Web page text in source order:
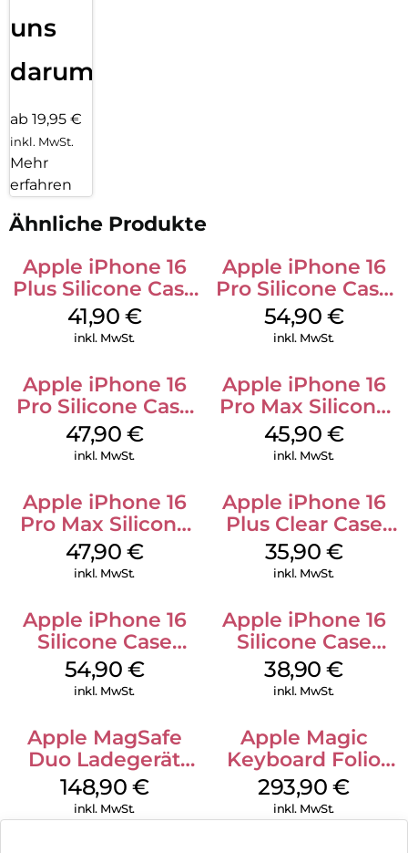
uns
darum!
ab 19,95 €
inkl. MwSt.
Mehr
erfahren
Ähnliche Produkte
Apple iPhone 16
Plus Silicone Case
MagSafe Stone
Gray
41,90 €
inkl. MwSt.
Apple iPhone 16
Pro Silicone Case
MagSafe Black
54,90 €
inkl. MwSt.
Apple iPhone 16
Pro Silicone Case
MagSafe Denim
47,90 €
inkl. MwSt.
Apple iPhone 16
Pro Max Silicone
Case MagSafe
Ultramarine
45,90 €
inkl. MwSt.
Apple iPhone 16
Pro Max Silicone
Case MagSafe
Black
47,90 €
inkl. MwSt.
Apple iPhone 16
Plus Clear Case
MagSafe
Transparent
35,90 €
inkl. MwSt.
Apple iPhone 16
Silicone Case
MagSafe Black
54,90 €
inkl. MwSt.
Apple iPhone 16
Silicone Case
MagSafe
Ultramarine
38,90€
inkl. MwSt.
Apple MagSafe
Duo Ladegerät
Weiß
148,90 €
inkl. MwSt.
Apple Magic
Keyboard Folio
iPad 10.9″ (10.Gen.)
Weiß
293,90€
inkl. MwSt.